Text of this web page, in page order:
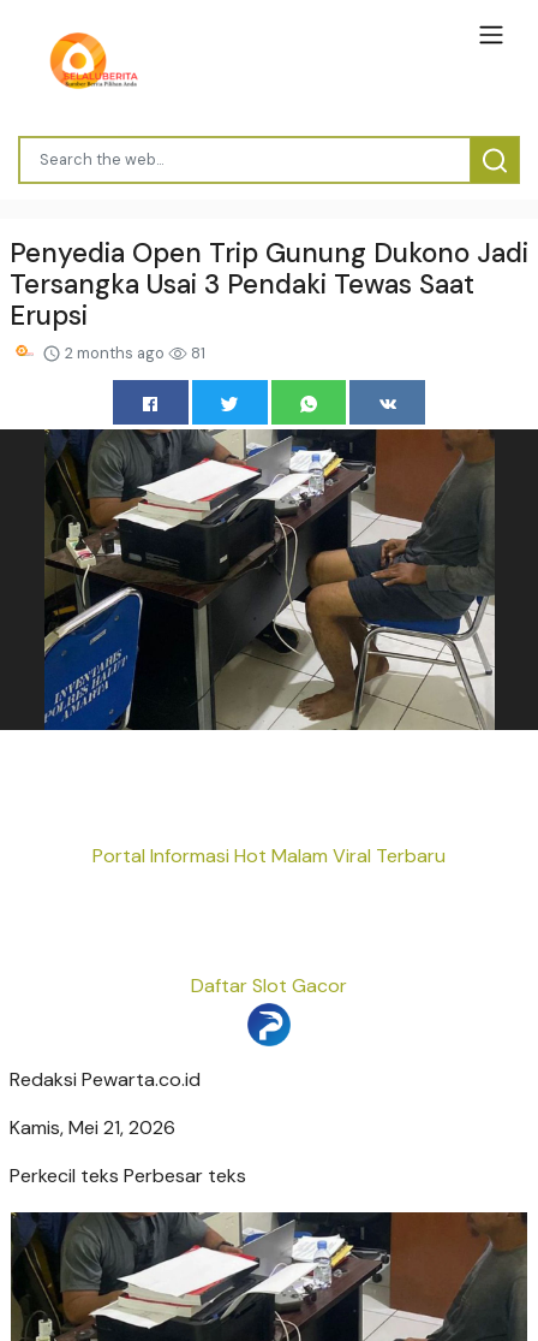
Penyedia Open Trip Gunung Dukono Jadi
Tersangka Usai 3 Pendaki Tewas Saat
Erupsi
2 months ago 81
Portal Informasi Hot Malam Viral Terbaru
Daftar Slot Gacor
Redaksi Pewarta.co.id
Kamis, Mei 21, 2026
Perkecil teks Perbesar teks